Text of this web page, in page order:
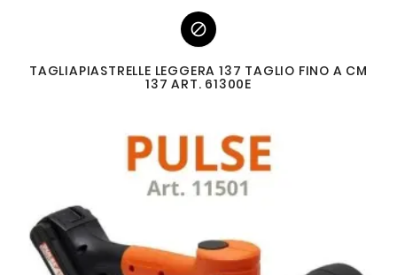

TAGLIAPIASTRELLE LEGGERA 137 TAGLIO FINO A CM
137 ART. 61300E